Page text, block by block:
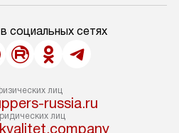
социальных сетях
лиц
russia.ru
лиц